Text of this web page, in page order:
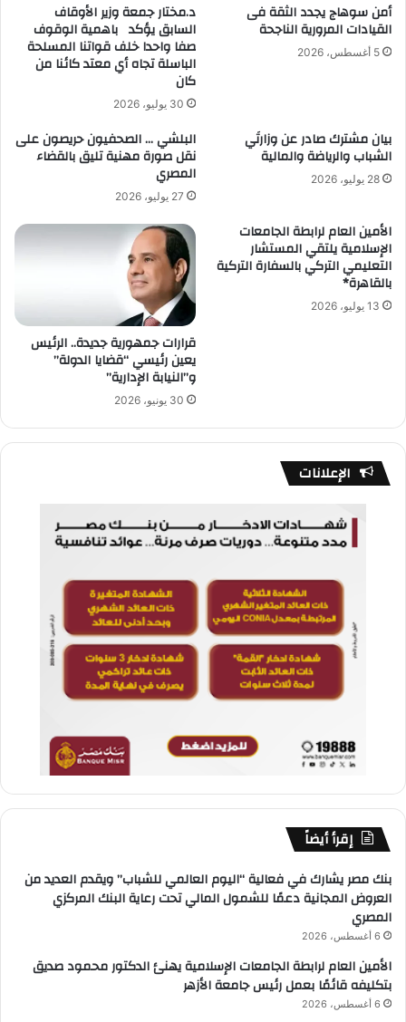
أمن سوهاج يجدد الثقة فى
القيادات المرورية الناجحة
5 أغسطس، 2026
د.مختار جمعة وزير الأوقاف
السابق يؤكد باهمية الوقوف
صفا واحدا خلف قواتنا المسلحة
الباسلة تجاه أي معتد كائنا من
كان
30 يوليو، 2026
بيان مشترك صادر عن وزارتَي
الشباب والرياضة والمالية
28 يوليو، 2026
البلشي … الصحفيون حريصون على
نقل صورة مهنية تليق بالقضاء
المصري
27 يوليو، 2026
الأمين العام لرابطة الجامعات
الإسلامية يلتقي المستشار
التعليمي التركي بالسفارة التركية
بالقاهرة*
13 يوليو، 2026
قرارات جمهورية جديدة.. الرئيس
يعين رئيسي “قضايا الدولة”
و”النيابة الإدارية”
30 يونيو، 2026
الإعلانات
إقرأ أيضاً
بنك مصر يشارك في فعالية “اليوم العالمي للشباب” ويقدم العديد من
العروض المجانية دعمًا للشمول المالي تحت رعاية البنك المركزي
المصري
6 أغسطس، 2026
الأمين العام لرابطة الجامعات الإسلامية يهنئ الدكتور محمود صديق
بتكليفه قائمًا بعمل رئيس جامعة الأزهر
6 أغسطس، 2026